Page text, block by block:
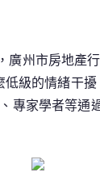
廣州市房地
低級的情緒干
專家學者等通